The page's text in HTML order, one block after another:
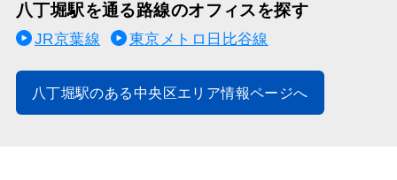
八丁堀駅を通る路線のオフィスを探す
JR京葉線 東京メトロ日比谷線
八丁堀駅のある中央区エリア情報ページへ